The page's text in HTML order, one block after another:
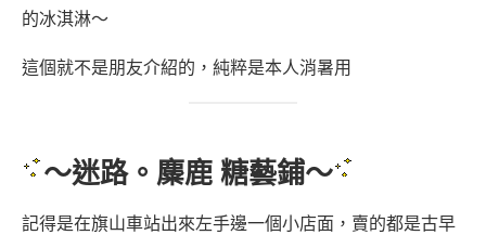
的冰淇淋～
這個就不是朋友介紹的，純粹是本人消暑用
～迷路。麋鹿 糖藝鋪～
記得是在旗山車站出來左手邊一個小店面，賣的都是古早